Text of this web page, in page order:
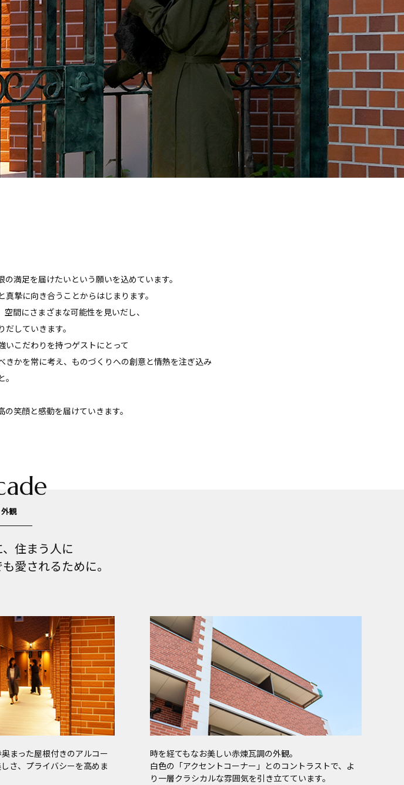
満足を届けたいという願いを込めています。
摯に向き合うことからはじまります。
間にさまざまな可能性を見いだし、
していきます。
いこだわりを持つゲストにとって
かを常に考え、ものづくりへの創意と情熱を注ぎ込み
笑顔と感動を届けていきます。
外観
住まう人に
愛されるために。
まった屋根付きのアルコー
さ、プライバシーを高めま
時を経てもなお美しい赤煉瓦調の外観。
白色の「アクセントコーナー」とのコントラストで、よ
り一層クラシカルな雰囲気を引き立てています。